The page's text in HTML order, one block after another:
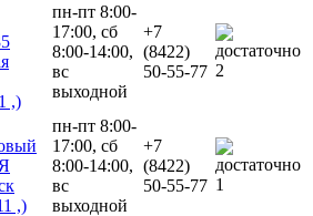
,)
пн-пт 8:00-
17:00, сб
8:00-14:00,
вс
выходной
+7
(8422)
50-55-77 2
,)
пн-пт 8:00-
17:00, сб
8:00-14:00,
вс
выходной
+7
(8422)
50-55-77 1